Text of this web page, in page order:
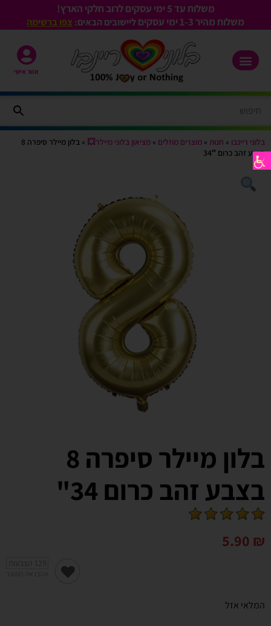
משלוח עד 5 ימי עסקים לרוב חלקי הארץ!
משלוח מהיר 1-3
ימי עסקים ליישובים הבאים: צפו ברשימה
אזור אישי
בלוני ריינבו » חנות » מוצרים מוזלים » מציאון בלוני מיילר💥 »
בלון מיילר סיפרה 8
בצבע זהב כרום 34″
בלון מיילר סיפרה 8
בצבע זהב כרום 34"
5.90 ₪
המלאי אזל